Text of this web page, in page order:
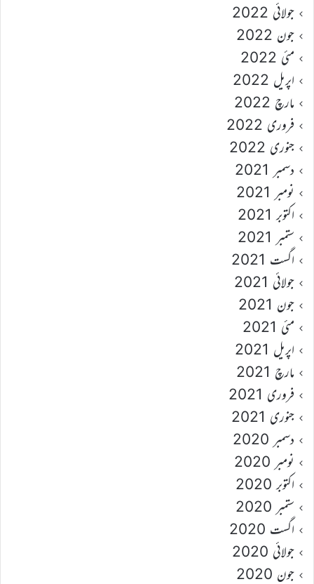
جولائی 2022
جون 2022
مئی 2022
اپریل 2022
مارچ 2022
فروری 2022
جنوری 2022
دسمبر 2021
نومبر 2021
اکتوبر 2021
ستمبر 2021
اگست 2021
جولائی 2021
جون 2021
مئی 2021
اپریل 2021
مارچ 2021
فروری 2021
جنوری 2021
دسمبر 2020
نومبر 2020
اکتوبر 2020
ستمبر 2020
اگست 2020
جولائی 2020
جون 2020